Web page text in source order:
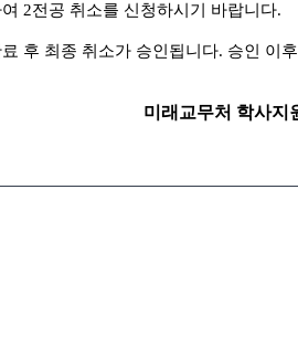
2전공 취소를 신청하시기 바랍니다.
후 최종 취소가 승인됩니다. 승인 이
미래교무처 학사지